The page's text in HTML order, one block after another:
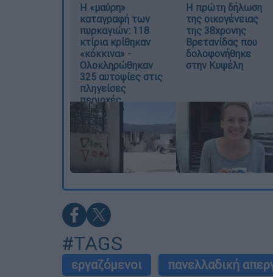
Η «μαύρη»
καταγραφή των
πυρκαγιών: 118
κτίρια κρίθηκαν
«κόκκινα» -
Ολοκληρώθηκαν
325 αυτοψίες στις
πληγείσες
περιοχές
Η πρώτη δήλωση
της οικογένειας
της 38χρονης
Βρετανίδας που
δολοφονήθηκε
στην Κυψέλη
#TAGS
εργαζόμενοι πανελλαδική